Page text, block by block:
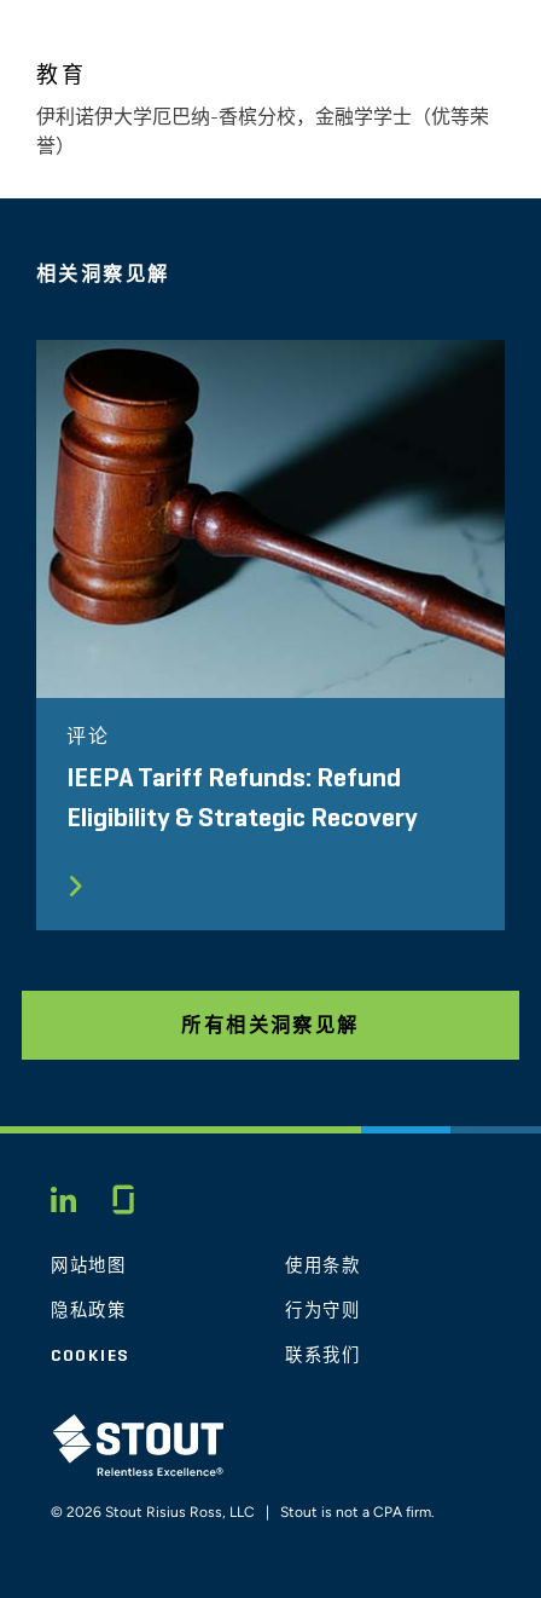
教育
伊利诺伊大学厄巴纳-香槟分校，金融学学士（优等荣
誉）
相关洞察见解
评论
IEEPA Tariff Refunds: Refund
Eligibility & Strategic Recovery
所有相关洞察见解
LINKEDIN
网站地图 使用条款
隐私政策 行为守则
COOKIES 联系我们
STOUT LOGO
© 2026 Stout Risius Ross, LLC | Stout is not a CPA firm.